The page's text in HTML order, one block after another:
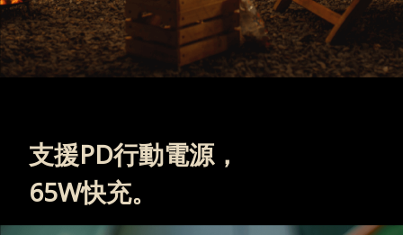
支援PD行動電源，
65W快充。